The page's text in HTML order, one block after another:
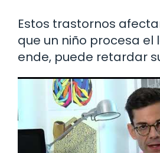
Estos trastornos
que un niño procesa el
ende, puede retardar